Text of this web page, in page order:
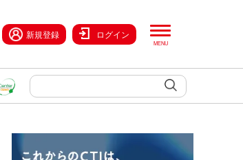
新規登録 ログイン